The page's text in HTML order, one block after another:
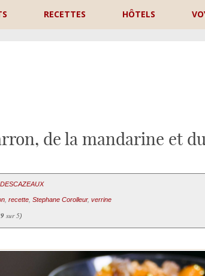
RECETTES HÔTELS
de la mandarine et
, recette, Stephane Corolleur, verrine
sur 5)